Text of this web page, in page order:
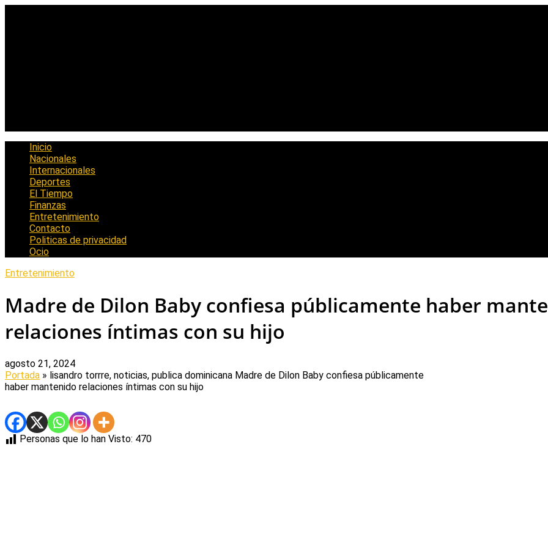
Inicio
Nacionales
Internacionales
Deportes
El Tiempo
Finanzas
Entretenimiento
Contacto
Politicas de privacidad
Ocio
Entretenimiento
Madre de Dilon Baby confiesa públicamente haber
relaciones íntimas con su hijo
agosto 21, 2024
Portada » lisandro torrre, noticias, publica dominicana Madre de Dilon Baby confiesa públicamente
haber mantenido relaciones íntimas con su hijo
Personas que lo han Visto: 470